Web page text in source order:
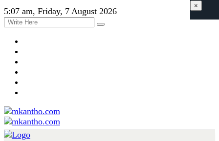
5:07 am, Friday, 7 August 2026
×